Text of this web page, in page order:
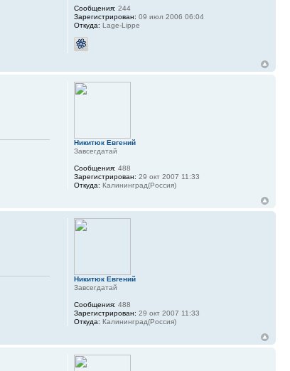
Сообщения: 244
Зарегистрирован: 09 июл 2006 06:04
Откуда: Lage-Lippe
Никитюк Евгений
Завсегдатай
Сообщения: 488
Зарегистрирован: 29 окт 2007 11:33
Откуда: Калининград(Россия)
Никитюк Евгений
Завсегдатай
Сообщения: 488
Зарегистрирован: 29 окт 2007 11:33
Откуда: Калининград(Россия)